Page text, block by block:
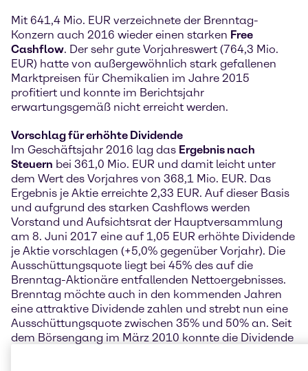
Mit 641,4 Mio. EUR verzeichnete der Brenntag-
Konzern auch 2016 wieder einen starken Free
Cashflow. Der sehr gute Vorjahreswert (764,3 Mio.
EUR) hatte von außergewöhnlich stark gefallenen
Marktpreisen für Chemikalien im Jahre 2015
profitiert und konnte im Berichtsjahr
erwartungsgemäß nicht erreicht werden.
Vorschlag für erhöhte Dividende
Im Geschäftsjahr 2016 lag das Ergebnis nach
Steuern bei 361,0 Mio. EUR und damit leicht unter
dem Wert des Vorjahres von 368,1 Mio. EUR. Das
Ergebnis je Aktie erreichte 2,33 EUR. Auf dieser Basis
und aufgrund des starken Cashflows werden
Vorstand und Aufsichtsrat der Hauptversammlung
am 8. Juni 2017 eine auf 1,05 EUR erhöhte Dividende
je Aktie vorschlagen (+5,0% gegenüber Vorjahr). Die
Ausschüttungsquote liegt bei 45% des auf die
Brenntag-Aktionäre entfallenden Nettoergebnisses.
Brenntag möchte auch in den kommenden Jahren
eine attraktive Dividende zahlen und strebt nun eine
Ausschüttungsquote zwischen 35% und 50% an. Seit
dem Börsengang im März 2010 konnte die Dividende